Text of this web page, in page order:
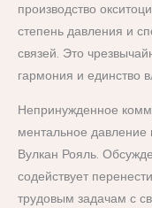
производство
степень давления и
связей. Это
гармония и единство
Непринужденное
ментальное давление
Вулкан Рояль.
содействует
трудовым задачам с